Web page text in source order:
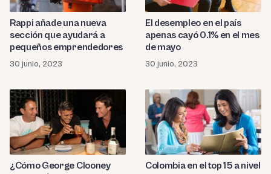
Rappi añade una nueva
sección que ayudará a
pequeños emprendedores
30 junio, 2023
El desempleo en el país
apenas cayó 0.1% en el mes
de mayo
30 junio, 2023
¿Cómo George Clooney
Colombia en el top 15 a nivel